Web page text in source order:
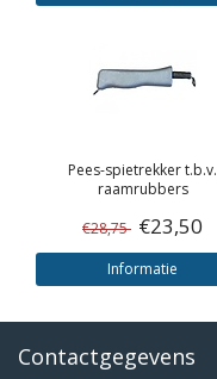
Pees-spietrekker t.b.v.
raamrubbers
€28,75 €23,50
Informatie
Contactgegevens